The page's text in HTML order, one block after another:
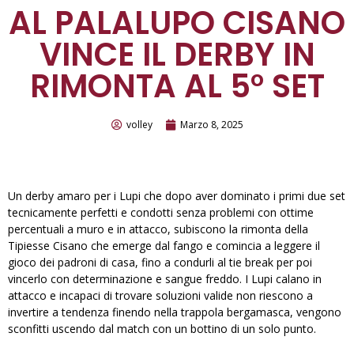
AL PALALUPO CISANO
VINCE IL DERBY IN
RIMONTA AL 5° SET
volley Marzo 8, 2025
Un derby amaro per i Lupi che dopo aver dominato i primi due set
tecnicamente perfetti e condotti senza problemi con ottime
percentuali a muro e in attacco, subiscono la rimonta della
Tipiesse Cisano che emerge dal fango e comincia a leggere il
gioco dei padroni di casa, fino a condurli al tie break per poi
vincerlo con determinazione e sangue freddo. I Lupi calano in
attacco e incapaci di trovare soluzioni valide non riescono a
invertire a tendenza finendo nella trappola bergamasca, vengono
sconfitti uscendo dal match con un bottino di un solo punto.